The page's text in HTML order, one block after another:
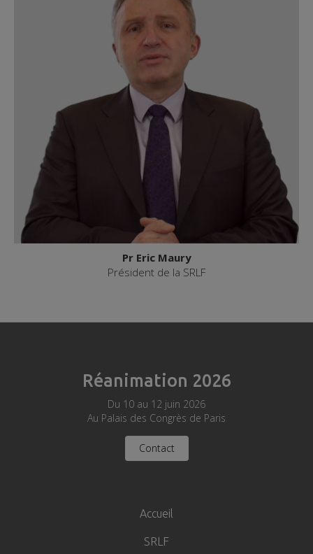
Pr Eric Maury
Président de la SRLF
Réanimation 2026
Du 10 au 12 juin 2026
Au Palais des Congrès de Paris
Contact
Accueil
SRLF